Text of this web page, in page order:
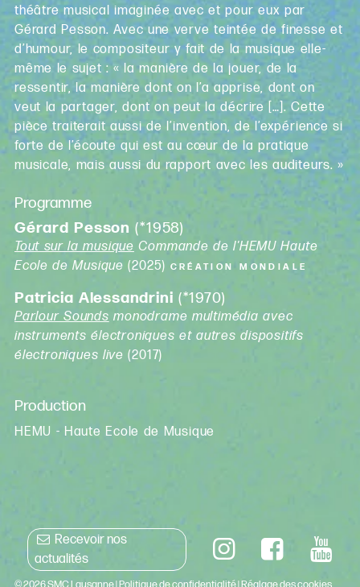
théâtre musical imaginée avec et pour eux par
Gérard Pesson. Avec une verve teintée de finesse et
d’humour, le compositeur y fait de la musique elle-
même le sujet : « la manière de la jouer, de la
ressentir, la manière dont on l’a apprise, dont on
veut la partager, dont on peut la décrire […]. Cette
pièce traiterait aussi de l’invention, de l’expérience si
forte de l’écoute qui est au cœur de la pratique
musicale, mais aussi du rapport avec les auditeurs. »
Programme
Gérard Pesson(*1958)
Tout sur la musique Commande de l'HEMU Haute
Ecole de Musique(2025) CRÉATION MONDIALE
Patricia Alessandrini (*1970)
Parlour Sounds monodrame multimédia avec
instruments électroniques et autres dispositifs
électroniques live(2017)
Production
HEMU - Haute Ecole de Musique
Recevoir nos
actualités